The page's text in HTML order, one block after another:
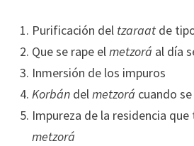
Purificación del tzaraatde
Que se rape elmetzorá al día
Inmersión de los impuros
Korbán delmetzorá cuando
Impureza de la residencia
metzorá